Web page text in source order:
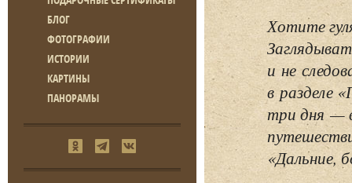
БЛОГ
ФОТОГРАФИИ
ИСТОРИИ
КАРТИНЫ
ПАНОРАМЫ
Хотите
и не
в разделе
три дня —
«Дальние,